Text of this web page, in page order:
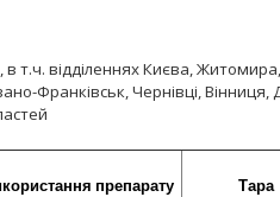
відділеннях Києва,
Франківськ, Чернівці, Вінниця,
препарату Тара